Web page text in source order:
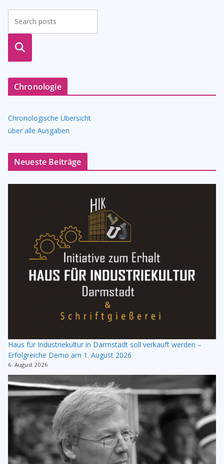
suche
Chronologie
Chronologische Übersicht
über alle Ausgaben
Neueste Beiträge
Haus für Industriekultur in Darmstadt soll verkauft werden –
Erfolgreiche Demo am 1. August 2026
6. August 2026